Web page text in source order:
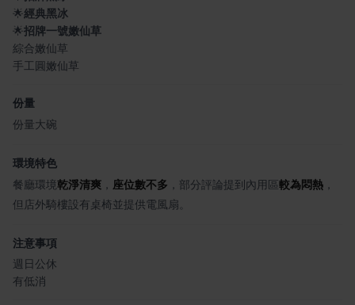
🌟經典黑冰
🌟招牌一號嫩仙草
綜合嫩仙草
手工圓嫩仙草
份量
份量大碗
環境特色
餐廳環境乾淨清爽 ， 座位數不多 ，部分評論提到內用區較為悶熱 ，
但店外騎樓設有桌椅並提供電風扇。
注意事項
週日公休
有低消